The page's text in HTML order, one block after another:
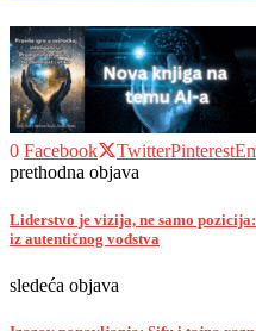
0 Facebook TwitterPinterest
prethodna objava
Liderstvo je vizija, ne samo
iz autentičnog vođstva
sledeća objava